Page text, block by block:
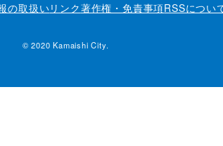
の取扱いリンク著作権・免責事項RSSについ
© 2020 Kamaishi City.